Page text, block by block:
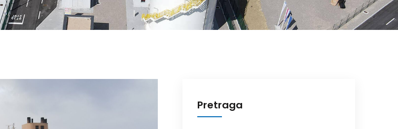
Pretraga